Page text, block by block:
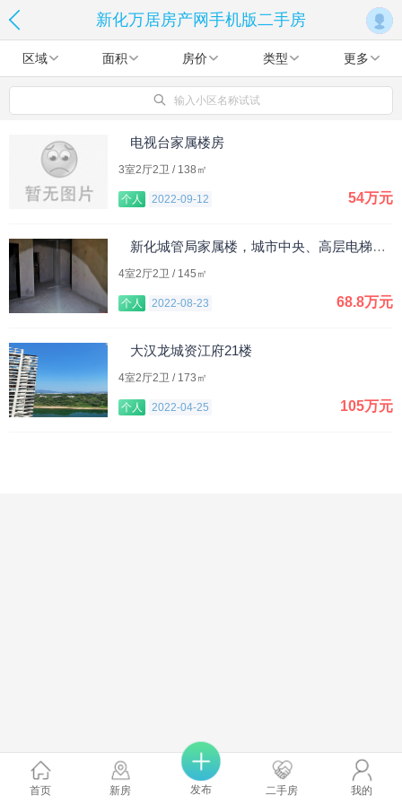
新化万居房产网手机版二手房
区域 面积 房价 类型 更多
输入小区名称试试
电视台家属楼房
3室2厅2卫 / 138㎡
个人 2022-09-12 54万元
新化城管局家属楼，城市中央、高层电梯房、学区房
4室2厅2卫 / 145㎡
个人 2022-08-23 68.8万元
大汉龙城资江府21楼
4室2厅2卫 / 173㎡
个人 2022-04-25 105万元
首页 新房 发布 二手房 我的